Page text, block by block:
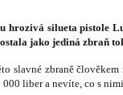
hrozivá silueta pistole
jako jediná zbraň
slavné zbraně
liber a nevíte, co s